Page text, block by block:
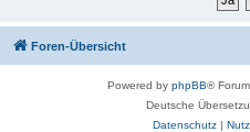
Foren-Übersicht
Powered by phpBB®
Deutsche
Datenschutz|